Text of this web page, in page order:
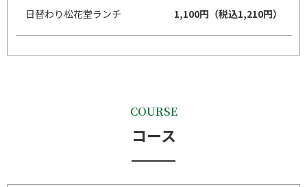
日替わり松花堂ランチ 1,100円（税込1,210円）
COURSE
コース